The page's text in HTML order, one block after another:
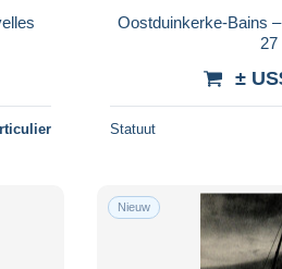
Oostduinkerke-Bains
27
±
Statuut
Nieuw